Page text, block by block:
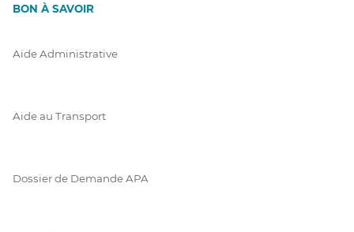
BON À SAVOIR
Aide Administrative
Aide au Transport
Dossier de Demande APA